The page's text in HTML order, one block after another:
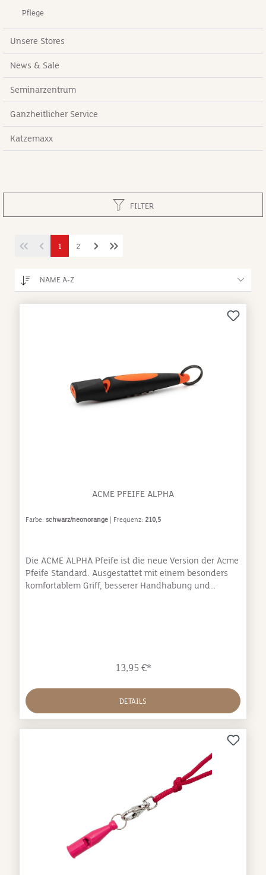
Pflege
Unsere Stores
News & Sale
Seminarzentrum
Ganzheitlicher Service
Katzemaxx
FILTER
1 2
NAME A-Z
ACME PFEIFE ALPHA
Farbe: schwarz/neonorange | Frequenz: 210,5
Die ACME ALPHA Pfeife ist die neue Version der Acme
Pfeife Standard. Ausgestattet mit einem besonders
komfortablem Griff, besserer Handhabung und
egal ob jagdlich geführt oder in der
robustem BPA-freiem Kunststoffklarer Pfeifton und
große Reichweitebesonders komfortabel in der
Handhabungsehr langlebigDer Unterschied zwischen
der Hundepfeife 210,5 und 211,5 liegt in der Tonhöhe:
die Pfeife No. 211,5 hat mit einer Frequenz von 5700
mit einer Frequenz von 6200 Hz (+/- 20%) den
13,95 €*
DETAILS